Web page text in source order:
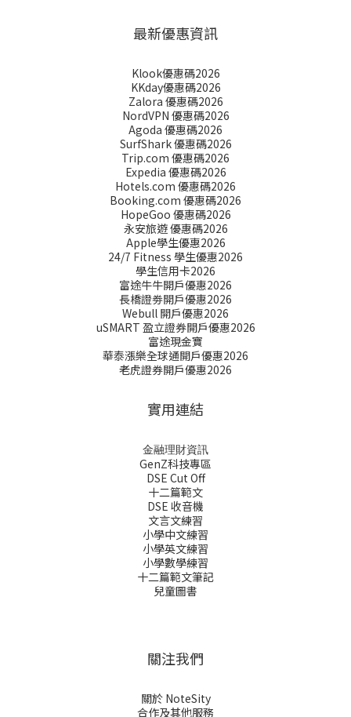
最新優惠資訊
Klook優惠碼2026
KKday優惠碼2026
Zalora 優惠碼2026
NordVPN 優惠碼2026
Agoda 優惠碼2026
SurfShark 優惠碼2026
Trip.com 優惠碼2026
Expedia 優惠碼2026
Hotels.com 優惠碼2026
Booking.com 優惠碼2026
HopeGoo 優惠碼2026
永安旅遊 優惠碼2026
Apple學生優惠2026
24/7 Fitness 學生優惠2026
學生信用卡2026
富途牛牛開戶優惠2026
長橋證劵開戶優惠2026
Webull 開戶優惠2026
uSMART 盈立證券開戶優惠2026
富途現金寶
華泰漲樂全球通開戶優惠2026
老虎證券開戶優惠2026
實用連結
金融理財資訊
GenZ科技專區
DSE Cut Off
十二篇範文
DSE 收音機
文言文練習
小學中文練習
小學英文練習
小學數學練習
十二篇範文筆記
兒童圖書
關注我們
關於 NoteSity
合作及其他服務